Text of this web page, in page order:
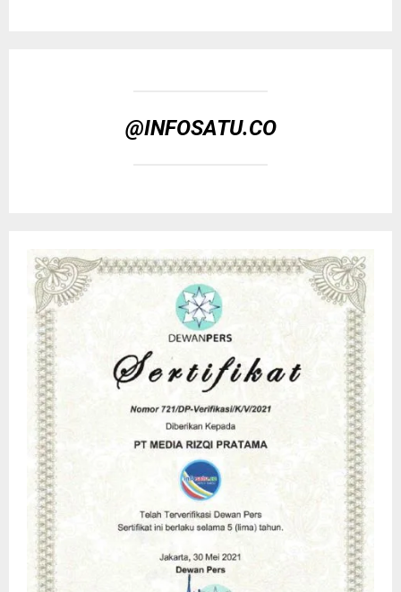
@INFOSATU.CO